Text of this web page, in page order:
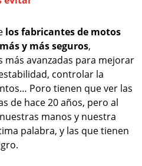
los fabricantes de motos
y más seguros,
más avanzadas para mejorar
controlar la
Poro tienen que ver las
de hace 20 años, pero al
manos y nuestra
palabra, y las que tienen